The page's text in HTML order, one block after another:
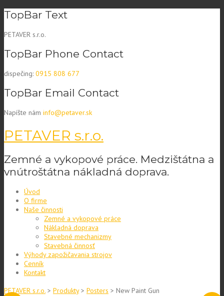
Skip
content
TopBar Text
PETAVER s.r.o.
TopBar Phone Contact
dispečing: 0915 808 677
TopBar Email Contact
Napíšte nám info@petaver.sk
PETAVER s.r.o.
Zemné a vykopové práce. Medzištátna a
vnútroštátna nákladná doprava.
Úvod
O firme
Naše činnosti
Zemné a vykopové práce
Nákladná doprava
Stavebné mechanizmy
Stavebná činnosť
Výhody zapožičavania strojov
Cenník
Kontakt
PETAVER s.r.o. > Produkty> Posters > New Paint Gun